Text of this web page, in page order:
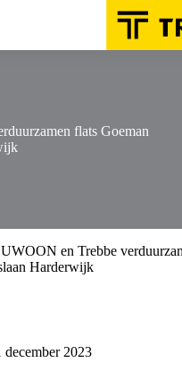
flats Goeman
UWOON en Trebbe
Harderwijk
december 2023